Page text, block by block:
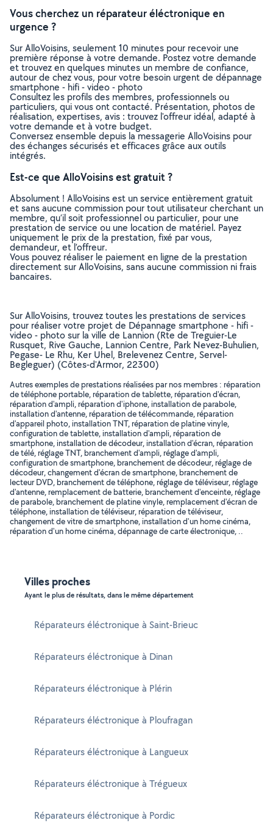
Vous cherchez un réparateur éléctronique en
urgence ?
Sur AlloVoisins, seulement 10 minutes pour recevoir une
première réponse à votre demande. Postez votre demande
et trouvez en quelques minutes un membre de confiance,
autour de chez vous, pour votre besoin urgent de dépannage
smartphone - hifi - video - photo
Consultez les profils des membres, professionnels ou
particuliers, qui vous ont contacté. Présentation, photos de
réalisation, expertises, avis : trouvez l'offreur idéal, adapté à
votre demande et à votre budget.
Conversez ensemble depuis la messagerie AlloVoisins pour
des échanges sécurisés et efficaces grâce aux outils
intégrés.
Est-ce que AlloVoisins est gratuit ?
Absolument ! AlloVoisins est un service entièrement gratuit
et sans aucune commission pour tout utilisateur cherchant un
membre, qu’il soit professionnel ou particulier, pour une
prestation de service ou une location de matériel. Payez
uniquement le prix de la prestation, fixé par vous,
demandeur, et l’offreur.
Vous pouvez réaliser le paiement en ligne de la prestation
directement sur AlloVoisins, sans aucune commission ni frais
bancaires.
Sur AlloVoisins, trouvez toutes les prestations de services
pour réaliser votre projet de Dépannage smartphone - hifi -
video - photo sur la ville de Lannion (Rte de Treguier-Le
Rusquet, Rive Gauche, Lannion Centre, Park Nevez-Buhulien,
Pegase- Le Rhu, Ker Uhel, Brelevenez Centre, Servel-
Begleguer) (Côtes-d'Armor, 22300)
Autres exemples de prestations réalisées par nos membres : réparation
de téléphone portable, réparation de tablette, réparation d'écran,
réparation d'ampli, réparation d'iphone, installation de parabole,
installation d'antenne, réparation de télécommande, réparation
d'appareil photo, installation TNT, réparation de platine vinyle,
configuration de tablette, installation d'ampli, réparation de
smartphone, installation de décodeur, installation d'écran, réparation
de télé, réglage TNT, branchement d'ampli, réglage d'ampli,
configuration de smartphone, branchement de décodeur, réglage de
décodeur, changement d'écran de smartphone, branchement de
lecteur DVD, branchement de téléphone, réglage de téléviseur, réglage
d'antenne, remplacement de batterie, branchement d'enceinte, réglage
de parabole, branchement de platine vinyle, remplacement d'écran de
téléphone, installation de téléviseur, réparation de téléviseur,
changement de vitre de smartphone, installation d'un home cinéma,
réparation d'un home cinéma, dépannage de carte électronique, ..
Villes proches
Ayant le plus de résultats, dans le même département
Réparateurs éléctronique à Saint-Brieuc
Réparateurs éléctronique à Dinan
Réparateurs éléctronique à Plérin
Réparateurs éléctronique à Ploufragan
Réparateurs éléctronique à Langueux
Réparateurs éléctronique à Trégueux
Réparateurs éléctronique à Pordic